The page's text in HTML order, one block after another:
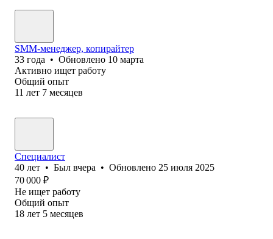
SMM-менеджер, копирайтер
33 года • Обновлено 10 марта
Активно ищет работу
Общий опыт
11 лет 7 месяцев
Специалист
40 лет • Был вчера • Обновлено 25 июля 2025
70 000 ₽
Не ищет работу
Общий опыт
18 лет 5 месяцев